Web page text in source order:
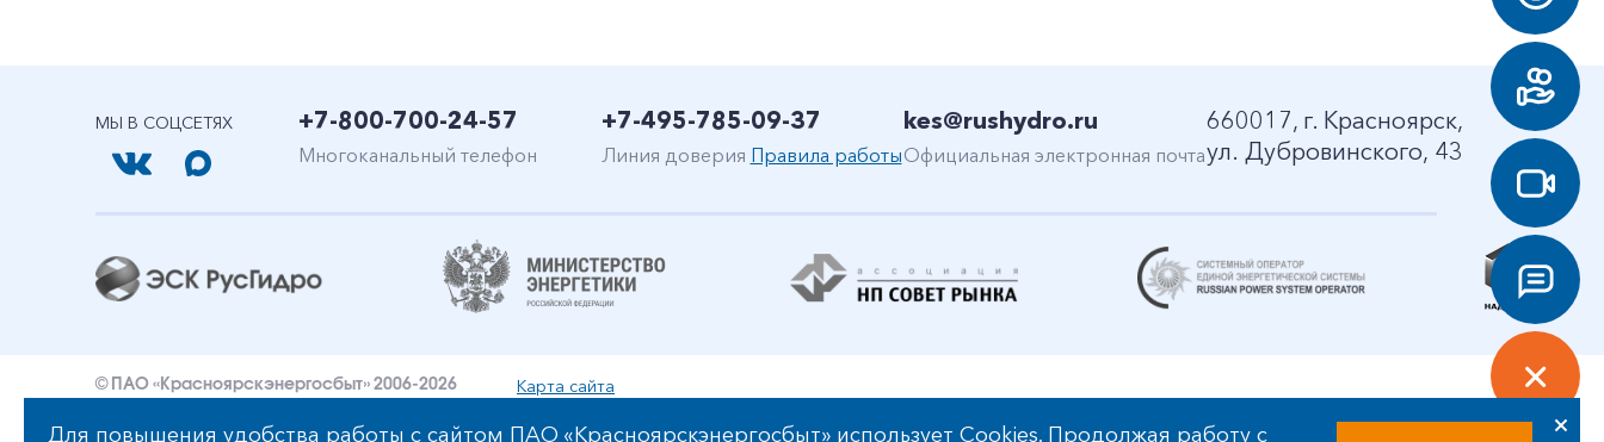
МЫ В СОЦСЕТЯХ +7-800-700-24-57
Многоканальный телефон
+7-495-785-09-37
Линия доверия Правила работы
kes@rushydro.ru
Официальная электронная почта
660017, г. Красноярск,
ул. Дубровинского, 43
© ПАО «Красноярскэнергосбыт» 2006-2026
Карта сайта
Уведомление об ответственности и праве интеллектуальной собственности
Для повышения удобства работы с сайтом ПАО «Красноярскэнергосбыт» использует Cookies. Продолжая работу с